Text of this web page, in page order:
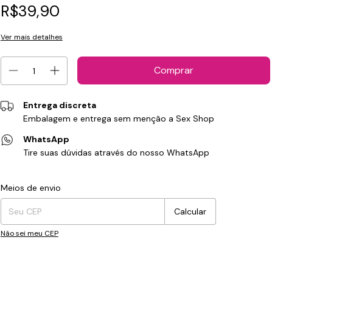
R$39,90
Ver mais detalhes
Entrega discreta
Embalagem e entrega sem menção a Sex Shop
WhatsApp
Tire suas dúvidas através do nosso WhatsApp
Entregas para o CEP:
Meios de envio
Calcular
Não sei meu CEP